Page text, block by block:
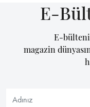
E-
E-
magazin